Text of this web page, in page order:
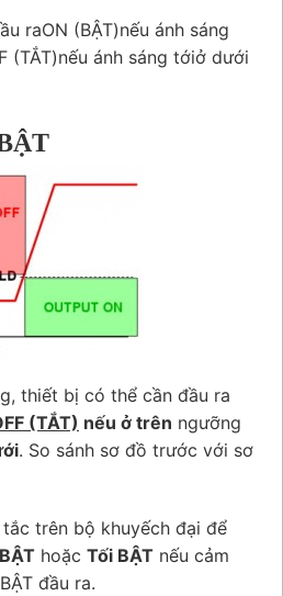
raON (BẬT)nếu ánh sáng
(TẮT)nếu ánh sáng tớiở dưới
thiết bị có thể cần đầu ra
(TẮT) nếu ở trên ngưỡng
. So sánh sơ đồ trước với sơ
trên bộ khuyếch đại để
hoặc Tối BẬT nếu cảm
đầu ra.